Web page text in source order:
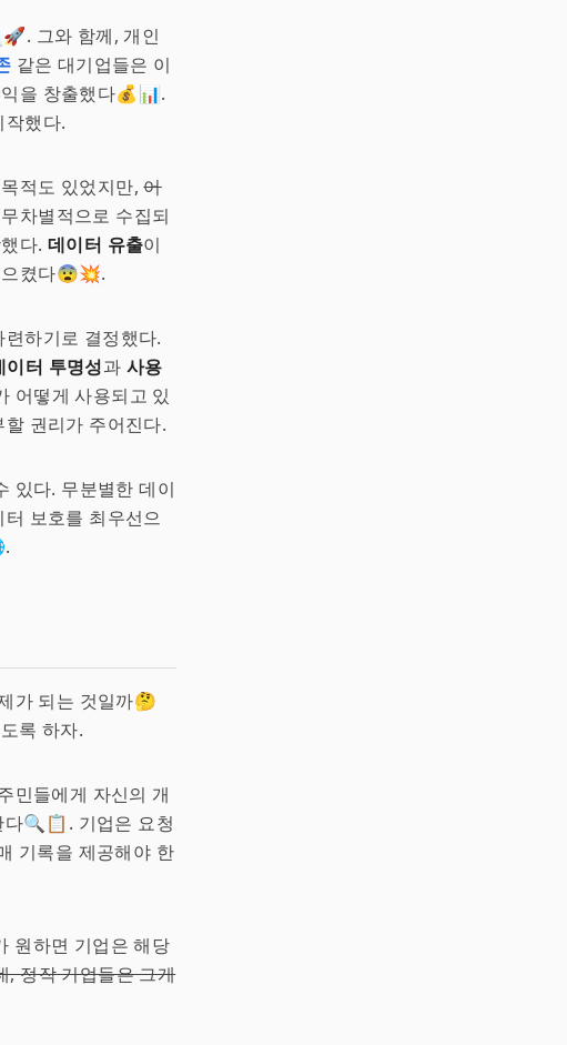
그와 함께, 개인
같은 대기업들은 이
을 창출했다💰📊.
했다.
적도 있었지만,어
차별적으로 수집되
다. 데이터 유출이
으켰다😨💥.
하기로 결정했다.
이터 투명성과 사용
어떻게 사용되고 있
권리가 주어진다.
있다. 무분별한 데이
보호를 최우선으
가 되는 것일까🤔
록 하자.
민들에게 자신의 개
다🔍📋. 기업은 요청
기록을 제공해야 한
원하면 기업은 해당
, 정작 기업들은 그게